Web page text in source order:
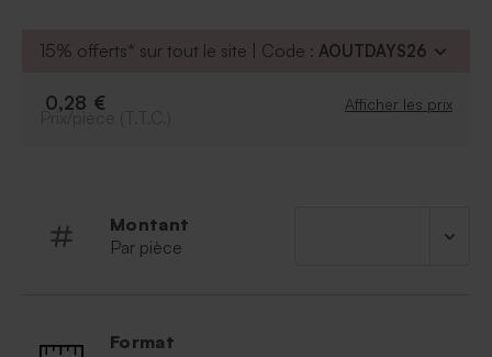
15% offerts* sur tout le site | Code : AOUTDAYS26
0,28 € Afficher les prix
Montant
Par pièce
Format